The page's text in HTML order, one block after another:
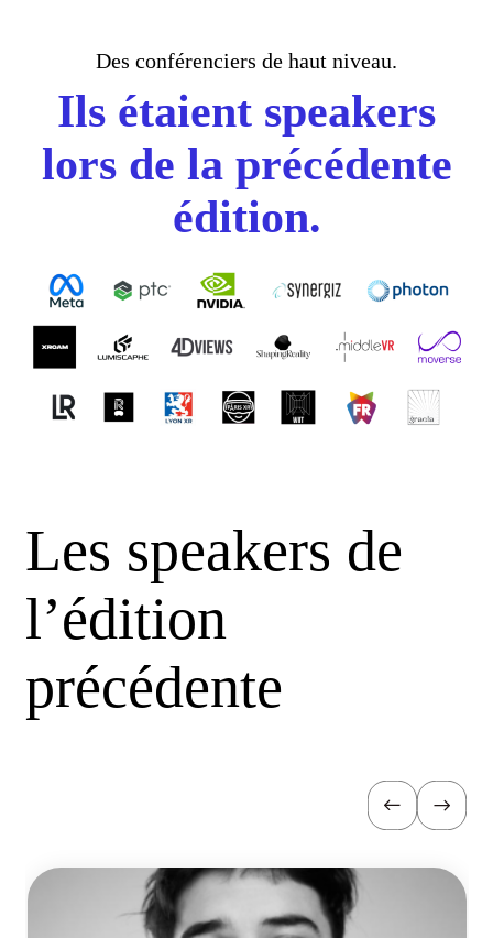
Des conférenciers de haut niveau.
Ils étaient speakers
lors de la précédente
édition.
Les speakers de
l’édition
précédente